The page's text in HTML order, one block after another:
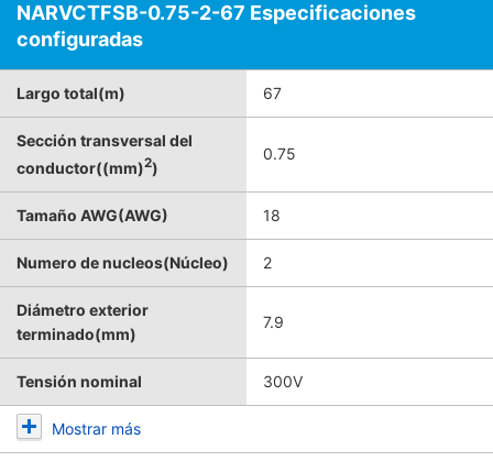
NARVCTFSB-0.75-2-67 Especificaciones
configuradas
Largo total(m) 67
Sección transversal del
conductor((mm)2)
0.75
Tamaño AWG(AWG) 18
Numero de nucleos(Núcleo) 2
Diámetro exterior
terminado(mm)
7.9
Tensión nominal 300V
Mostrar más